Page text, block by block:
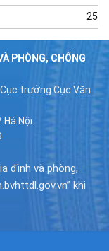
25
PHÒNG, CHỐNG
trưởng Cục Văn
Nội.
đình và phòng,
khi